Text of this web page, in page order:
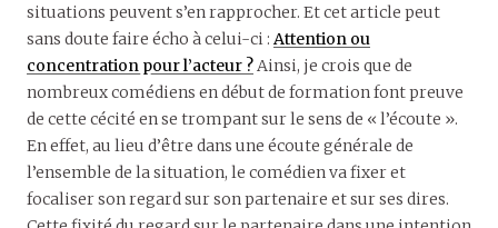
situations peuvent s’en rapprocher. Et cet article peut
sans doute faire écho à celui-ci : Attention ou
concentration pour l’acteur ?Ainsi, je crois que de
nombreux comédiens en début de formation font preuve
de cette cécité en se trompant sur le sens de « l’écoute ».
En effet, au lieu d’être dans une écoute générale de
l’ensemble de la situation, le comédien va fixer et
focaliser son regard sur son partenaire et sur ses dires.